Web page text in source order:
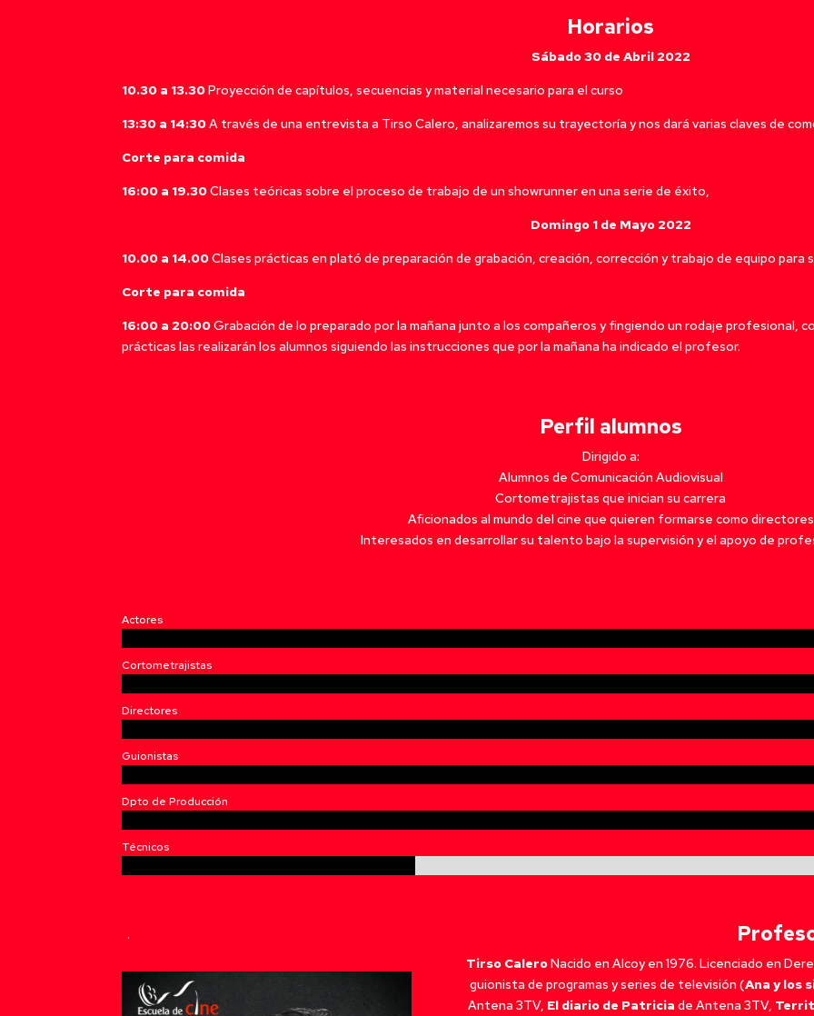
Horarios
Sábado 30 de Abril 2022
10.30 a 13.30Proyección de capítulos, secuencias y material necesario para el curso
13:30 a 14:30A través de una entrevista a Tirso Calero, analizaremos su trayectoría y nos dará varias claves de
Corte para comida
16:00 a 19.30Clases teóricas sobre el proceso de trabajo de un showrunner en una serie de éxito,
Domingo 1 de Mayo 2022
10.00 a 14.00Clases prácticas en plató de preparación de grabación, creación, corrección y trabajo de equipo para
Corte para comida
16:00 a 20:00Grabación de lo preparado por la mañana junto a los compañeros y fingiendo un rodaje profesional,
prácticas las realizarán los alumnos siguiendo las instrucciones que por la mañana ha indicado el profesor.
Perfil alumnos
Dirigido a:
Alumnos de Comunicación Audiovisual
Cortometrajistas que inician su carrera
Aficionados al mundo del cine que quieren formarse como directores
Interesados en desarrollar su talento bajo la supervisión y el apoyo de
Actores
Cortometrajistas
Directores
Guionistas
Dpto de Producción
Técnicos
.
Tirso CaleroNacido en Alcoy en 1976. Licenciado en
guionista de programas y series de televisión (Ana y los
Antena 3TV, El diario de Patricia de Antena 3TV,